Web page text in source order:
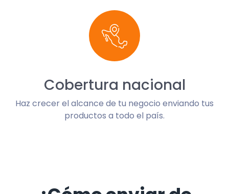
Cobertura nacional
Haz crecer el alcance de tu negocio enviando tus
productos a todo el país.